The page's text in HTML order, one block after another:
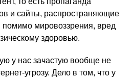
и сайты, распространяющие
помимо мировоззрения, вред
здоровью.
у нас зачастую вообще не
угрозу. Дело в том, что у